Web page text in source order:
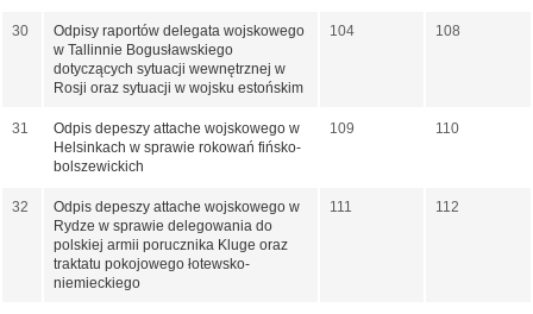
30
Odpisy raportów delegata wojskowego
w Tallinnie Bogusławskiego
dotyczących sytuacji wewnętrznej w
Rosji oraz sytuacji w wojsku estońskim
104 108
31
Odpis depeszy attache wojskowego w
Helsinkach w sprawie rokowań fińsko-
bolszewickich
109 110
32
Odpis depeszy attache wojskowego w
Rydze w sprawie delegowania do
polskiej armii porucznika Kluge oraz
traktatu pokojowego łotewsko-
niemieckiego
111 112